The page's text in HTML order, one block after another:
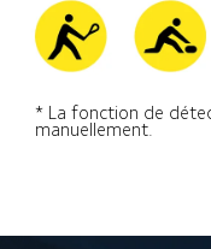
* La fonction de
manuellement.